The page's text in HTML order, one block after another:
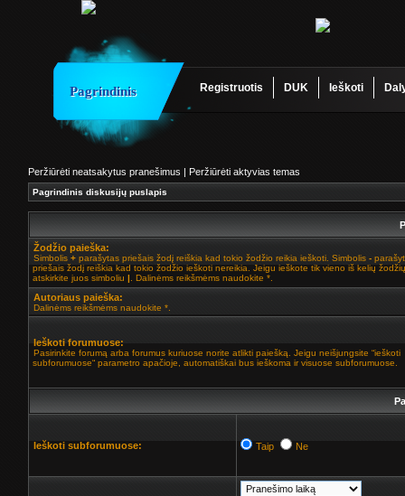
Pagrindinis Registruotis DUK Ieškoti
Peržiūrėti neatsakytus pranešimus | Peržiūrėti aktyvias temas
Pagrindinis diskusijų puslapis
Žodžio paieška:
Simbolis + parašytas priešais žodį reiškia kad tokio žodžio reikia ieškoti. Simbolis -
priešais žodį reiškia kad tokio žodžio ieškoti nereikia. Jeigu ieškote tik vieno iš kelių
atskirkite juos simboliu | . Dalinėms reikšmėms naudokite *.
Autoriaus paieška:
Dalinėms reikšmėms naudokite *.
Ieškoti forumuose:
Pasirinkite forumą arba forumus kuriuose norite atlikti paiešką. Jeigu neišjungsite “ieškoti
subforumuose“ parametro apačioje, automatiškai bus ieškoma ir visuose subforumuose.
Ieškoti subforumuose: Taip Ne